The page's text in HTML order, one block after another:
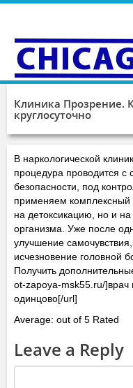
Клиника Прозрение.
круглосуточно
В наркологической
процедура проводится с
безопасности, под
применяем комплексный
на детоксикацию, но и
организма. Уже после
улучшение
исчезновение головной
Получить
ot-zapoya-msk55.ru/]врач
одинцово[/url]
Average: out of 5 Rated
Leave a Reply